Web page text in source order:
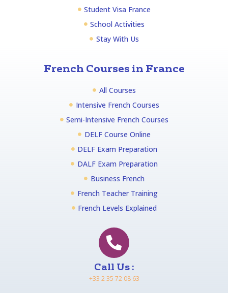
Call Us :
+33 2 35 72 08 63
French Courses in France
All Courses
Intensive French Courses
Semi-Intensive French Courses
DELF Course Online
DELF Exam Preparation
DALF Exam Preparation
Business French
French Teacher Training
French Levels Explained
Student Visa France
School Activities
Stay With Us